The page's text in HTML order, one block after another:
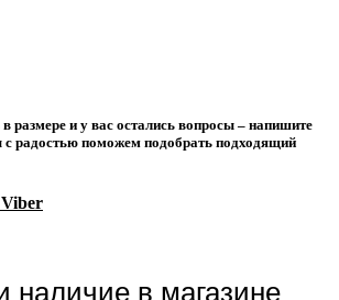
размере и у вас остались вопросы – напишите
радостью поможем подобрать подходящий
Viber
наличие в магазине